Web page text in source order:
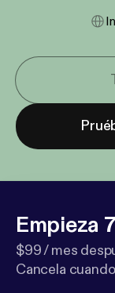
Empieza
$99 / mes
Cancela